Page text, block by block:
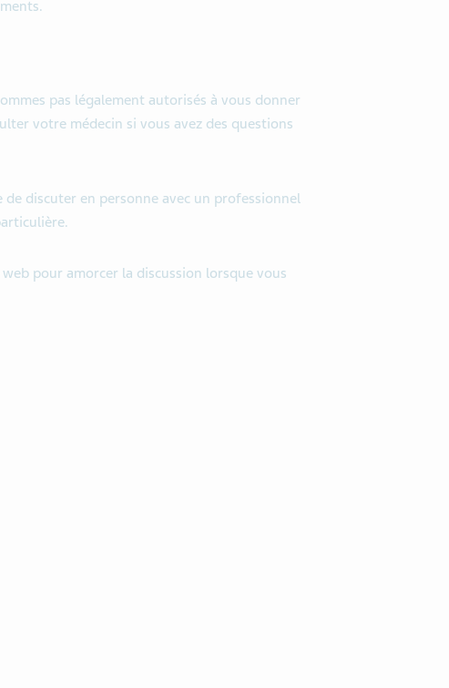
pas légalement autorisés à vous donner
votre médecin si vous avez des questions
discuter en personne avec un professionnel
pour amorcer la discussion lorsque vous